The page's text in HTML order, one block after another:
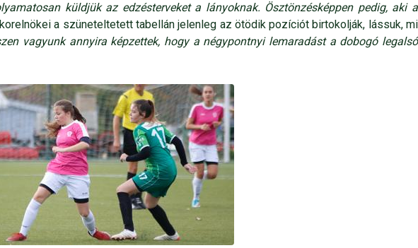
küldjük az edzésterveket a lányoknak. Ösztönzésképpen pedig, aki a
a szüneteltetett tabellán jelenleg az ötödik pozíciót birtokolják, lássuk, mi
vagyunk annyira képzettek, hogy a négypontnyi lemaradást a dobogó legalsó